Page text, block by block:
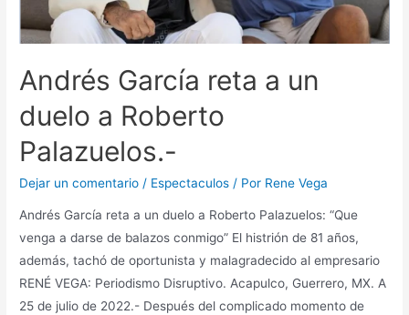
Andrés García reta a un
duelo a Roberto
Palazuelos.-
Dejar un comentario / Espectaculos / Por Rene Vega
Andrés García reta a un duelo a Roberto Palazuelos: “Que
venga a darse de balazos conmigo” El histrión de 81 años,
además, tachó de oportunista y malagradecido al empresario
RENÉ VEGA: Periodismo Disruptivo. Acapulco, Guerrero, MX. A
25 de julio de 2022.- Después del complicado momento de